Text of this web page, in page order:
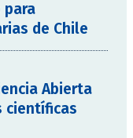
para
de Chile
Abierta
científicas